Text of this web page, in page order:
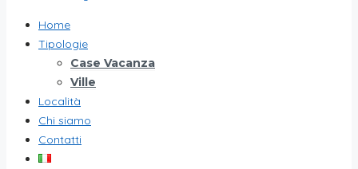
Home
Tipologie
Case Vacanza
Ville
Località
Chi siamo
Contatti